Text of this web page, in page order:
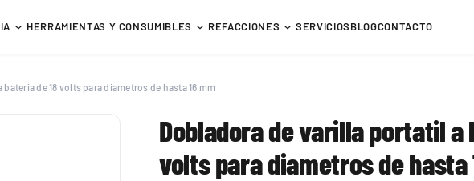
HERRAMIENTAS Y CONSUMIBLES REFACCIONES SERVICIOSBLOGCONTACTO
de 18 volts para diametros de hasta 16 mm
Dobladora de varilla portatil a
volts para diametros de hasta